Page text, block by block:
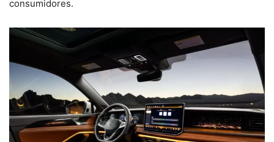
consumidores.